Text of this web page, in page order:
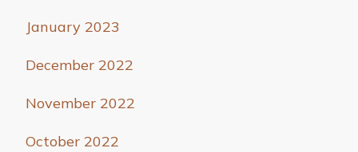
January 2023
December 2022
November 2022
October 2022